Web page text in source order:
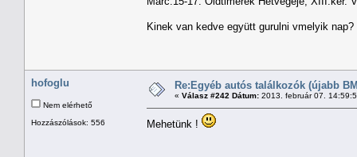
Kinek van kedve együtt gurulni vmelyik nap?
hofoglu
Nem elérhető
Hozzászólások: 556
Re:Egyéb autós találkozók (újabb
« Válasz #242 Dátum: 2013. február 07.
Mehetünk !